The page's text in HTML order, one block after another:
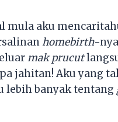
mula aku
homebirth-
mak prucut
jahitan! Aku yang
lebih banyak tentang